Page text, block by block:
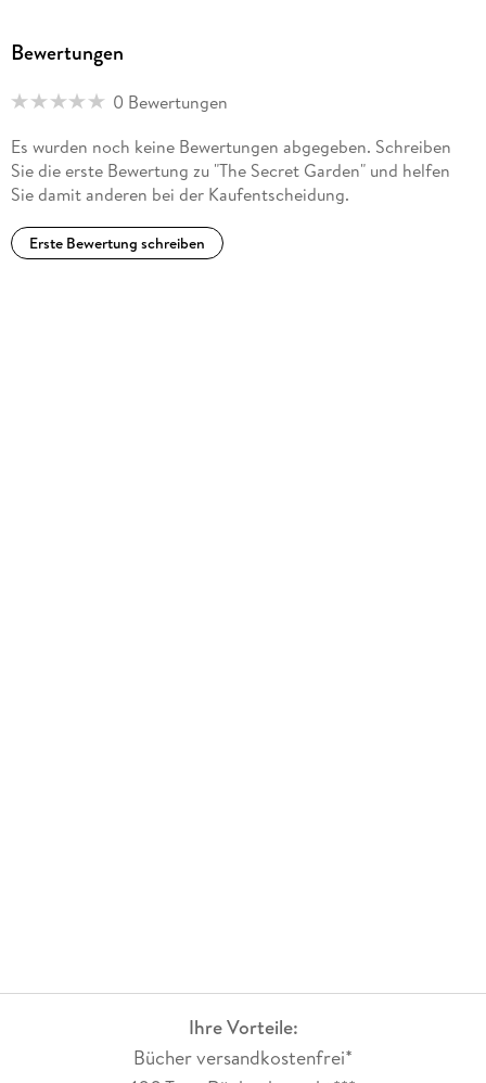
Bewertungen
0 Bewertungen
Es wurden noch keine Bewertungen abgegeben. Schreiben
Sie die erste Bewertung zu "The Secret Garden" und helfen
Sie damit anderen bei der Kaufentscheidung.
Erste Bewertung schreiben
Ihre Vorteile:
Bücher versandkostenfrei*